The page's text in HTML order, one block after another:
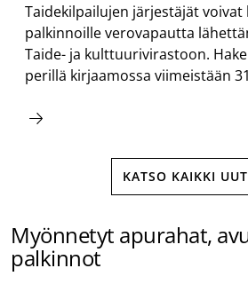
Taidekilpailujen järjestäjät voivat
palkinnoille verovapautta
Taide- ja kulttuurivirastoon.
perillä kirjaamossa viimeistään
KATSO KAIKKI
Myönnetyt apurahat,
palkinnot